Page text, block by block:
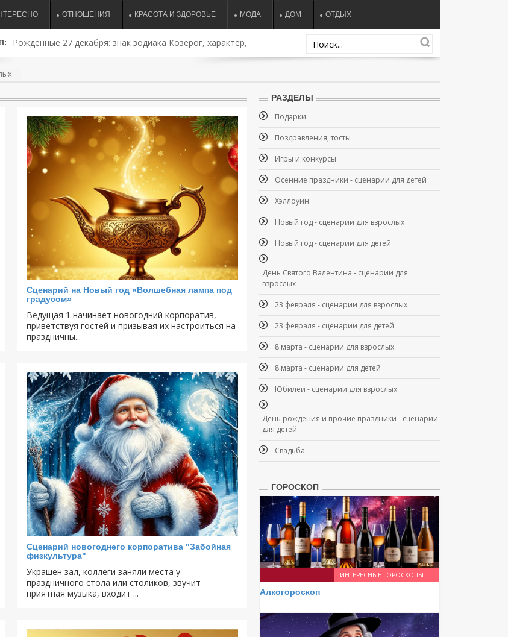
ОТНОШЕНИЯ КРАСОТА И ЗДОРОВЬЕ МОДА ДОМ ОТДЫХ
Рожденные 27 декабря: знак зодиака Козерог, характер,
Сценарий на Новый год «Волшебная лампа под
градусом»
Ведущая 1 начинает новогодний корпоратив,
приветствуя гостей и призывая их настроиться на
праздничны...
Сценарий новогоднего корпоратива "Забойная
физкультура"
Украшен зал, коллеги заняли места у
праздничного стола или столиков, звучит
приятная музыка, входит ...
РАЗДЕЛЫ
Подарки
Поздравления, тосты
Игры и конкурсы
Осенние праздники - сценарии для детей
Хэллоуин
Новый год - сценарии для взрослых
Новый год - сценарии для детей
День Святого Валентина - сценарии для
взрослых
23 февраля - сценарии для взрослых
23 февраля - сценарии для детей
8 марта - сценарии для взрослых
8 марта - сценарии для детей
Юбилеи - сценарии для взрослых
День рождения и прочие праздники - сценарии
для детей
Свадьба
ГОРОСКОП
ИНТЕРЕСНЫЕ ГОРОСКОПЫ
Алкогороскоп